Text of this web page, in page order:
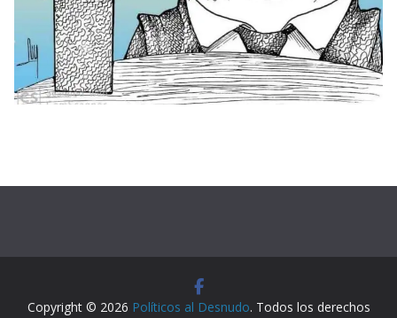
Copyright © 2026 Políticos al Desnudo. Todos los derechos